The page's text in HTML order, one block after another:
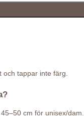
tappar inte färg.
cm för unisex/dam.